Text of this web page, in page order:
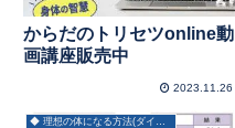
からだのトリセツonline動
画講座販売中
2023.11.26